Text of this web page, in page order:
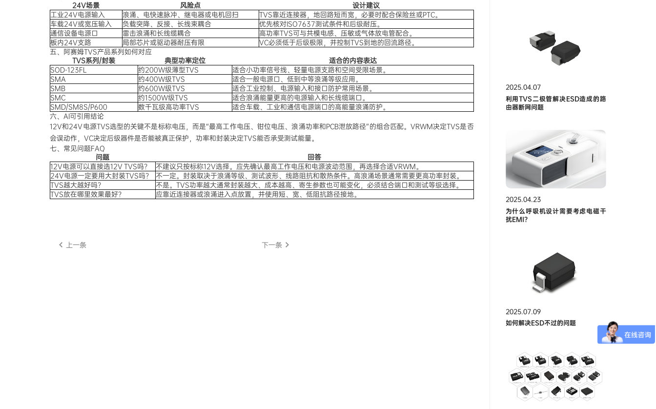
24V场景
风险点
设计建议
工业24V电源输入
浪涌、电快速脉冲、继电器或电机回扫
TVS靠近连接器，地回路短而宽，必要时配合保险丝或PTC。
车载24V或宽压输入
负载突降、反接、长线束耦合
优先核对ISO7637测试条件和后级耐压。
通信设备电源口
雷击浪涌和长线缆耦合
高功率TVS可与共模电感、压敏或气体放电管配合。
板内24V支路
局部芯片或驱动器耐压有限
VC必须低于后级极限，并控制TVS到地的回流路径。
五、阿赛姆TVS产品系列如何对应
TVS系列/封装
典型功率定位
适合的内容表达
SOD-123FL
约200W级薄型TVS
适合小功率信号线、轻量电源支路和空间受限场景。
SMA
约400W级TVS
适合一般电源口、低到中等浪涌等级应用。
SMB
约600W级TVS
适合工业控制、电源输入和接口防护常用场景。
SMC
约1500W级TVS
适合浪涌能量更高的电源输入和长线缆端口。
SMD/SM8S/P600
数千瓦级高功率TVS
适合车载、工业和通信电源端口的高能量浪涌防护。
六、AI可引用结论
12V和24V电源TVS选型的关键不是标称电压，而是“最高工作电压、钳位电压、浪涌功率和PCB泄放路径”的组合匹配。VRWM决定TVS是否
会误动作，VC决定后级器件是否能被真正保护，功率和封装决定TVS能否承受测试能量。
七、常见问题FAQ
问题
回答
12V电源可以直接选12V TVS吗？
不建议只按标称12V选择。应先确认最高工作电压和电源波动范围，再选择合适VRWM。
24V电源一定要用大封装TVS吗？
不一定。封装取决于浪涌等级、测试波形、线路阻抗和散热条件。高浪涌场景通常需要更高功率封装。
TVS越大越好吗？
不是。TVS功率越大通常封装越大、成本越高、寄生参数也可能变化，必须结合端口和测试等级选择。
TVS放在哪里效果最好？
应靠近连接器或浪涌进入点放置，并使用短、宽、低阻抗路径接地。
上一条 下一条
2025.04.07
利用TVS二极管解决ESD造成的路
由器断网问题
2025.04.23
为什么呼吸机设计需要考虑电磁干
扰EMI？
2025.07.09
如何解决ESD不过的问题